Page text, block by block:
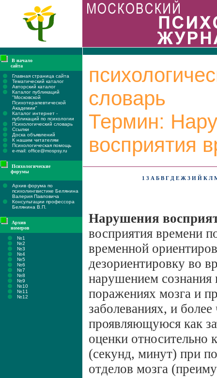
В начало
сайта
Главная страница сайта
Тематический каталог
Авторский каталог
Каталог публикаций
"Московской
Психотерапевтической
Академии"
Каталог интернет -
публикаций по психологии
Психологический словарь
Ссылки
Доска объявлений
К нашим читателям
Психологическая помощь
e-mail: office@mospsy.ru
Психологические
форумы
Архив форума по
психолингвистике Белянина
Валерия Павловича
Консультации профессора
Белянина В.П.
Архив
номеров
№1
№2
№3
№4
№5
№6
№7
№8
№9
№10
№11
№12
словарь
Термин:
восприятия
1 3 А Б В Г Д Е Ж З И Й К Л
Нарушения
восприятия времени
временной
дезориентировку во
нарушением сознания
поражениях мозга и
заболеваниях, и
проявляющуюся как
оценки относительно
(секунд, минут) при
отделов мозга